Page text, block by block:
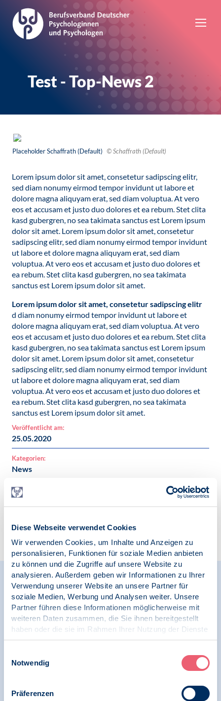
Diese Webseite verwendet Cookies
Wir verwenden Cookies, um Inhalte und Anzeigen zu
personalisieren, Funktionen für soziale Medien anbieten
zu können und die Zugriffe auf unsere Website zu
analysieren. Außerdem geben wir Informationen zu Ihrer
Verwendung unserer Website an unsere Partner für
soziale Medien, Werbung und Analysen weiter. Unsere
Partner führen diese Informationen möglicherweise mit
weiteren Daten zusammen, die Sie ihnen bereitgestellt
haben oder die sie im Rahmen Ihrer Nutzung der Dienste
gesammelt haben.
Notwendig
Präferenzen
Test - Top-News 2
Placeholder Schaffrath (Default) © Schaffrath (Default)
Lorem ipsum dolor sit amet, consetetur sadipscing elitr,
sed diam nonumy eirmod tempor invidunt ut labore et
dolore magna aliquyam erat, sed diam voluptua. At vero
eos et accusam et justo duo dolores et ea rebum. Stet clita
kasd gubergren, no sea takimata sanctus est Lorem ipsum
dolor sit amet. Lorem ipsum dolor sit amet, consetetur
sadipscing elitr, sed diam nonumy eirmod tempor invidunt
ut labore et dolore magna aliquyam erat, sed diam
voluptua. At vero eos et accusam et justo duo dolores et
ea rebum. Stet clita kasd gubergren, no sea takimata
sanctus est Lorem ipsum dolor sit amet.
Lorem ipsum dolor sit amet, consetetur sadipscing elitr
d diam nonumy eirmod tempor invidunt ut labore et
dolore magna aliquyam erat, sed diam voluptua. At vero
eos et accusam et justo duo dolores et ea rebum. Stet clita
kasd gubergren, no sea takimata sanctus est Lorem ipsum
dolor sit amet. Lorem ipsum dolor sit amet, consetetur
sadipscing elitr, sed diam nonumy eirmod tempor invidunt
ut labore et dolore magna aliquyam erat, sed diam
voluptua. At vero eos et accusam et justo duo dolores et
ea rebum. Stet clita kasd gubergren, no sea takimata
sanctus est Lorem ipsum dolor sit amet.
Veröffentlicht am:
25.05.2020
Kategorien:
News
Zur Übersicht
Relevante Nachrichten
02.06.2020
Test - Mit related News, Links + Files